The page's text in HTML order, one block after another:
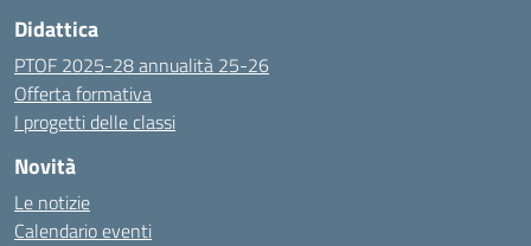
Didattica
PTOF 2025-28 annualità 25-26
Offerta formativa
I progetti delle classi
Novità
Le notizie
Calendario eventi